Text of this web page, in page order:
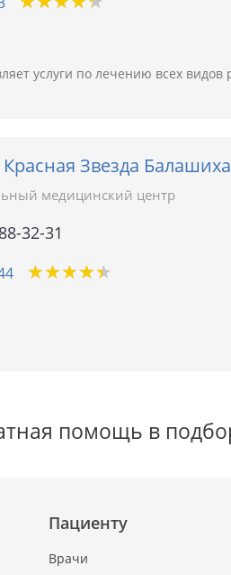
услуги по лечению всех
Красная Звезда Балашиха
медицинский центр
32-31
★★★★★
★★★★★
помощь в
Пациенту
Врачи